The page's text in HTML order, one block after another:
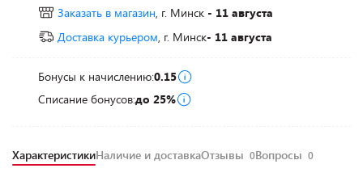
Заказать в магазин, г. Минск - 11 августа
Доставка курьером, г. Минск- 11 августа
Бонусы к начислению:0.15
Списание бонусов:до 25%
ХарактеристикиНаличие и доставкаОтзывы 0Вопросы 0